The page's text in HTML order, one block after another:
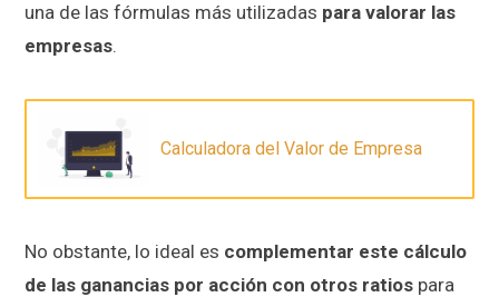
una de las fórmulas más utilizadas para valorar las
empresas.
Calculadora del Valor de Empresa
No obstante, lo ideal es complementar este cálculo
de las ganancias por acción con otros ratios para